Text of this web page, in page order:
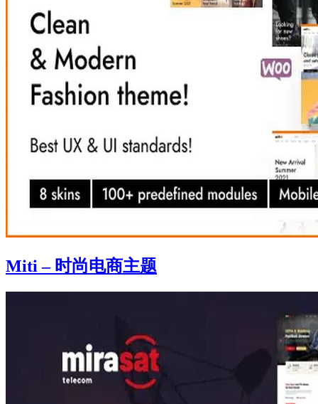
Miti – 时尚电商主题